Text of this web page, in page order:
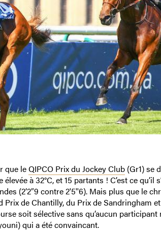
que leQIPCO Prix du Jockey Club(Gr1) se
à 32°C, et 15 partants ! C’est ce qu’il
(2’2″9 contre 2'5''6). Mais plus que le
de Chantilly, du Prix de Sandringham
soit sélective sans qu’aucun participant
qui a été convaincant.